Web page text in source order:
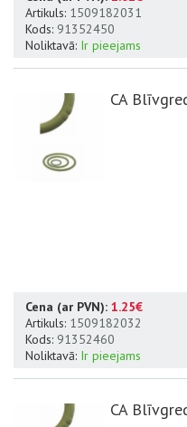
Artikuls: 1509182031
Kods: 91352450
Noliktavā: Ir pieejams
CA
Cena (ar PVN): 1.25€
Artikuls: 1509182032
Kods: 91352460
Noliktavā: Ir pieejams
CA